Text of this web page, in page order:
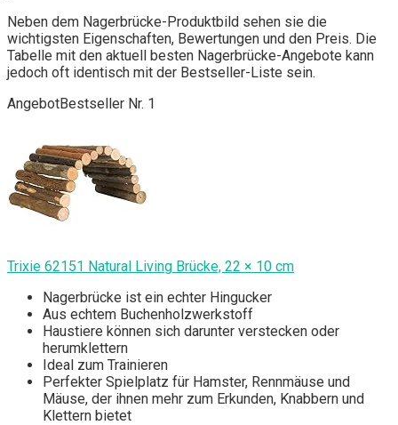
Neben dem Nagerbrücke-Produktbild sehen sie die
wichtigsten Eigenschaften, Bewertungen und den Preis. Die
Tabelle mit den aktuell besten Nagerbrücke-Angebote kann
jedoch oft identisch mit der Bestseller-Liste sein.
AngebotBestseller Nr. 1
Trixie 62151 Natural Living Brücke, 22 × 10 cm
Nagerbrücke ist ein echter Hingucker
Aus echtem Buchenholzwerkstoff
Haustiere können sich darunter verstecken oder
herumklettern
Ideal zum Trainieren
Perfekter Spielplatz für Hamster, Rennmäuse und
Mäuse, der ihnen mehr zum Erkunden, Knabbern und
Klettern bietet